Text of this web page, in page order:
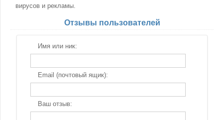
вирусов и рекламы.
Отзывы пользователей
Имя или ник:
Email (почтовый ящик):
Ваш отзыв: